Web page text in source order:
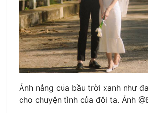
Ánh nắng của bầu trời xanh như
cho chuyện tình của đôi ta. Ảnh